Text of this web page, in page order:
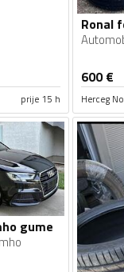
prije 15 h
Ronal
600€
Herceg
gume